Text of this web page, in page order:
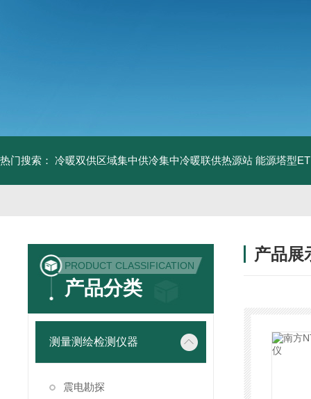
热门搜索： 冷暖双供区域集中供冷集中冷暖联供热源站 能源塔型
PRODUCT CLASSIFICATION
产品分类
测量测绘检测仪器
震电勘探
产品展